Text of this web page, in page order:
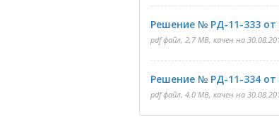
Решение № РД-11-333 от
pdf файл, 2,7 MB, качен на
Решение № РД-11-334 от
pdf файл, 4,0 MB, качен на